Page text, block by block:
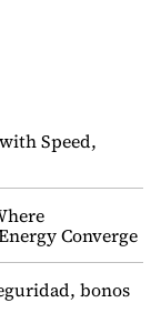
Speed,
Converge
bonos